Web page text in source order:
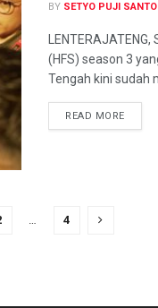
BY SETYO PUJI
(HFS) season 3
Tengah kini sudah
READ MORE
4